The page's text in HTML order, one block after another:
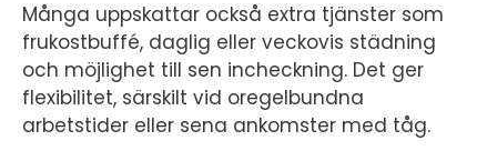
Många uppskattar också extra tjänster som
frukostbuffé, daglig eller veckovis städning
och möjlighet till sen incheckning. Det ger
flexibilitet, särskilt vid oregelbundna
arbetstider eller sena ankomster med tåg.